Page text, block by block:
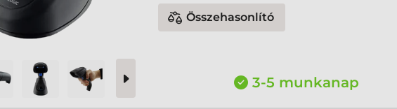
Összehasonlító
3-5 munkanap